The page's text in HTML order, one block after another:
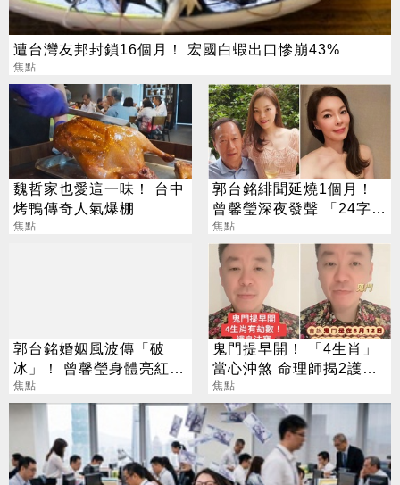
遭台灣友邦封鎖16個月！ 宏國白蝦出口慘崩43%
焦點
魏哲家也愛這一味！ 台中
烤鴨傳奇人氣爆棚
焦點
郭台銘緋聞延燒1個月！
曾馨瑩深夜發聲 「24字」
吐盡最心繫的事
焦點
郭台銘婚姻風波傳「破
冰」！ 曾馨瑩身體亮紅燈
18年婚姻驚傳出現轉機
焦點
鬼門提早開！ 「4生肖」
當心沖煞 命理師揭2護身
法寶
焦點